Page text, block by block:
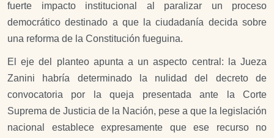
fuerte impacto institucional al paralizar un proceso
democrático destinado a que la ciudadanía decida sobre
una reforma de la Constitución fueguina.
El eje del planteo apunta a un aspecto central: la Jueza
Zanini habría determinado la nulidad del decreto de
convocatoria por la queja presentada ante la Corte
Suprema de Justicia de la Nación, pese a que la legislación
nacional establece expresamente que ese recurso no